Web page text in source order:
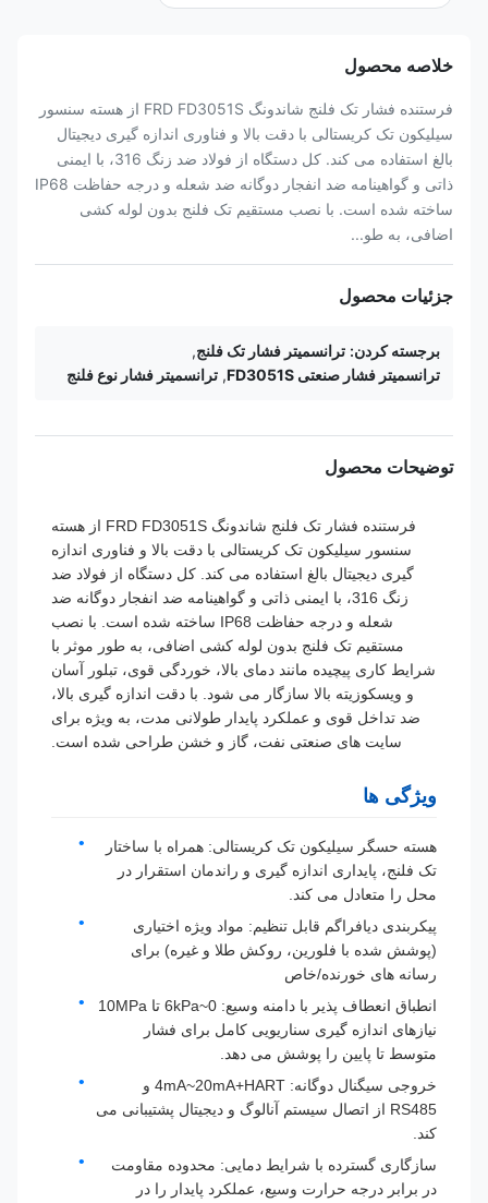
خلاصه محصول
فرستنده فشار تک فلنج شاندونگ FRD FD3051S از هسته سنسور
سیلیکون تک کریستالی با دقت بالا و فناوری اندازه گیری دیجیتال
بالغ استفاده می کند. کل دستگاه از فولاد ضد زنگ 316، با ایمنی
ذاتی و گواهینامه ضد انفجار دوگانه ضد شعله و درجه حفاظت IP68
ساخته شده است. با نصب مستقیم تک فلنج بدون لوله کشی
اضافی، به طو...
جزئیات محصول
برجسته کردن: ترانسمیتر فشار تک فلنج,
ترانسمیتر فشار صنعتی FD3051S
,ترانسمیتر فشار نوع فلنج
توضیحات محصول
فرستنده فشار تک فلنج شاندونگ FRD FD3051S از هسته
سنسور سیلیکون تک کریستالی با دقت بالا و فناوری اندازه
گیری دیجیتال بالغ استفاده می کند. کل دستگاه از فولاد ضد
زنگ 316، با ایمنی ذاتی و گواهینامه ضد انفجار دوگانه ضد
شعله و درجه حفاظت IP68 ساخته شده است. با نصب
مستقیم تک فلنج بدون لوله کشی اضافی، به طور موثر با
شرایط کاری پیچیده مانند دمای بالا، خوردگی قوی، تبلور آسان
و ویسکوزیته بالا سازگار می شود. با دقت اندازه گیری بالا،
ضد تداخل قوی و عملکرد پایدار طولانی مدت، به ویژه برای
سایت های صنعتی نفت، گاز و خشن طراحی شده است.
ویژگی ها
هسته حسگر سیلیکون تک کریستالی: همراه با ساختار
تک فلنج، پایداری اندازه گیری و راندمان استقرار در
محل را متعادل می کند.
پیکربندی دیافراگم قابل تنظیم: مواد ویژه اختیاری
(پوشش شده با فلورین، روکش طلا و غیره) برای
رسانه های خورنده/خاص
انطباق انعطاف پذیر با دامنه وسیع: 0~6kPa تا 10MPa
نیازهای اندازه گیری سناریویی کامل برای فشار
متوسط ​​تا پایین را پوشش می دهد.
خروجی سیگنال دوگانه: 4mA~20mA+HART و
RS485 از اتصال سیستم آنالوگ و دیجیتال پشتیبانی می
سازگاری گسترده با شرایط دمایی: محدوده مقاومت
در برابر درجه حرارت وسیع، عملکرد پایدار را در